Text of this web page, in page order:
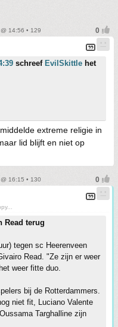
14:56 • 129
schreef EvilSkittle het
extreme religie in
lid blijft en niet op
16:15 • 130
Read terug
tegen sc Heerenveen
Read. "Ze zijn er weer
weer fitte duo.
bij de Rotterdammers.
niet fit, Luciano Valente
Targhalline zijn